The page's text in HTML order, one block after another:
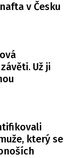
v Česku
Už ji
který se